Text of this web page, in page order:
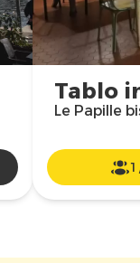
Tablo
Le Papille
1